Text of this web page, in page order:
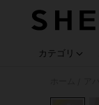
カテゴリ